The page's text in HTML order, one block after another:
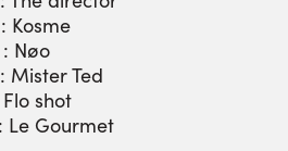
Kosme
Nøo
Mister Ted
shot
Le Gourmet